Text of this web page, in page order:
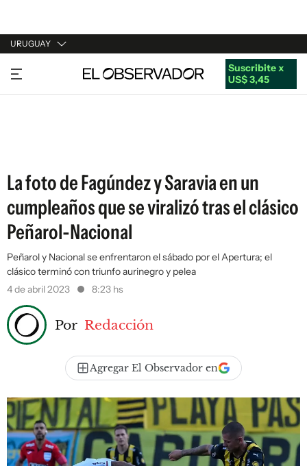
URUGUAY
URUGUAY
ARGENTINA
Suscribite x
US$ 3,45
La foto de Fagúndez y Saravia en un
cumpleaños que se viralizó tras el clásico
Peñarol-Nacional
Peñarol y Nacional se enfrentaron el sábado por el Apertura; el
clásico terminó con triunfo aurinegro y pelea
4 de abril 2023
8:23 hs
Por Redacción
Agregar El Observador en